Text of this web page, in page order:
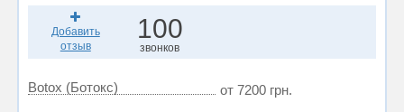
Добавить
отзыв
100
звонков
Botox (Ботокс) от 7200 грн.